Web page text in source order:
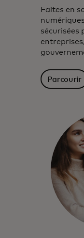
Faites en
sécurisées
Parcourir